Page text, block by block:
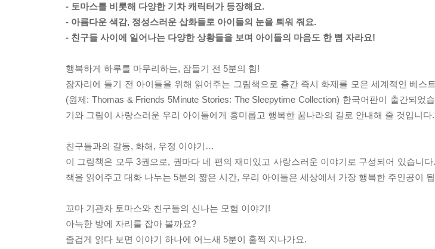
- 토마스를 비롯해 다양한 기차 캐릭터가 등장해요.
- 아름다운 색감, 정성스러운 삽화들로 아이들의 눈을 틔워 줘요.
- 친구들 사이에 일어나는 다양한 상황들을 보며 아이들의 마음도 한 뼘 자라요!
행복하게 하루를 마무리하는, 잠들기 전 5분의 힘!
잠자리에 들기 전 아이들을 위해 읽어주는 그림책으로 출간 즉시 화제를 모은 세계적인 베스
(원제: Thomas & Friends 5Minute Stories: The Sleepytime Collection) 한국어판이 출간되었
기와 그림이 사랑스러운 우리 아이들에게 흥미롭고 행복한 꿈나라의 길로 안내해 줄 것입니다.
친구들과의 갈등, 화해, 우정 이야기…
이 그림책은 모두 3권으로, 권마다 네 편의 재미있고 사랑스러운 이야기로 구성되어 있습니
책을 읽어주고 대화 나누는 5분의 짧은 시간, 우리 아이들은 세상에서 가장 행복한 주인공이
꼬마 기관차 토마스와 친구들의 신나는 모험 이야기!
아늑한 방에 자리를 잡아 볼까요?
즐겁게 읽다 보면 이야기 하나에 어느새 5분이 훌쩍 지나가요.